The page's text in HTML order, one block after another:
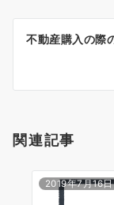
ン
不動産購入の際
関連記事
2019年7月16日